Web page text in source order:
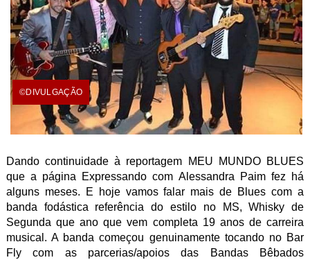
©DIVULGAÇÃO
Dando continuidade à reportagem MEU MUNDO BLUES
que a página Expressando com Alessandra Paim fez há
alguns meses. E hoje vamos falar mais de Blues com a
banda fodástica referência do estilo no MS, Whisky de
Segunda que ano que vem completa 19 anos de carreira
musical. A banda começou genuinamente tocando no Bar
Fly com as parcerias/apoios das Bandas Bêbados